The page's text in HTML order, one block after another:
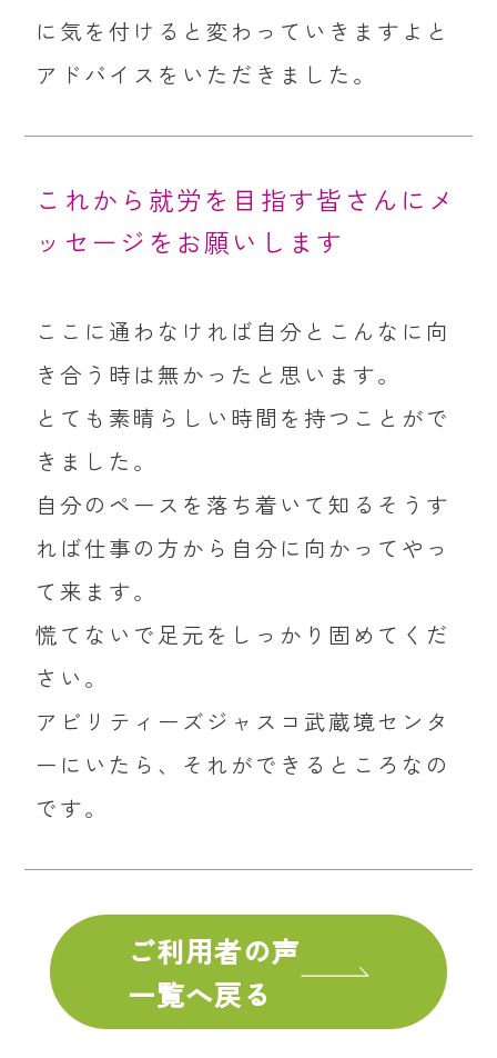
に気を付けると変わっていきますよと
アドバイスをいただきました。
これから就労を目指す皆さんにメ
ッセージをお願いします
ここに通わなければ自分とこんなに向
き合う時は無かったと思います。
とても素晴らしい時間を持つことがで
きました。
自分のペースを落ち着いて知るそうす
れば仕事の方から自分に向かってやっ
て来ます。
慌てないで足元をしっかり固めてくだ
さい。
アビリティーズジャスコ武蔵境センタ
ーにいたら、それができるところなの
です。
ご利用者の声
一覧へ戻る